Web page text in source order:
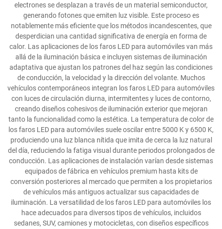
electrones se desplazan a través de un material semiconductor,
generando fotones que emiten luz visible. Este proceso es
notablemente más eficiente que los métodos incandescentes, que
desperdician una cantidad significativa de energía en forma de
calor. Las aplicaciones de los faros LED para automóviles van más
allá de la iluminación básica e incluyen sistemas de iluminación
adaptativa que ajustan los patrones del haz según las condiciones
de conducción, la velocidad y la dirección del volante. Muchos
vehículos contemporáneos integran los faros LED para automóviles
con luces de circulación diurna, intermitentes y luces de contorno,
creando diseños cohesivos de iluminación exterior que mejoran
tanto la funcionalidad como la estética. La temperatura de color de
los faros LED para automóviles suele oscilar entre 5000 K y 6500 K,
produciendo una luz blanca nítida que imita de cerca la luz natural
del día, reduciendo la fatiga visual durante periodos prolongados de
conducción. Las aplicaciones de instalación varían desde sistemas
equipados de fábrica en vehículos premium hasta kits de
conversión posteriores al mercado que permiten a los propietarios
de vehículos más antiguos actualizar sus capacidades de
iluminación. La versatilidad de los faros LED para automóviles los
hace adecuados para diversos tipos de vehículos, incluidos
sedanes, SUV, camiones y motocicletas, con diseños específicos